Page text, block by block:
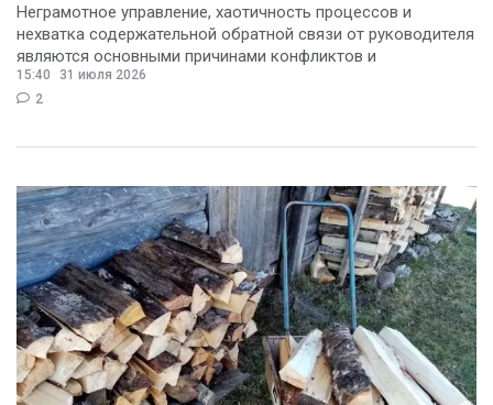
Неграмотное управление, хаотичность процессов и
нехватка содержательной обратной связи от руководителя
являются основными причинами конфликтов и
раздражения в
15:40
31 июля 2026
2